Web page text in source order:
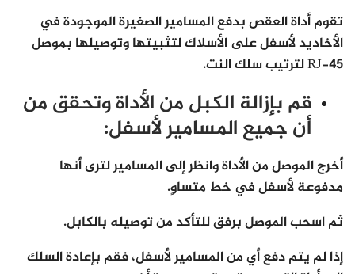
تقوم أداة العقص بدفع المسامير الصغيرة الموجودة في
الأخاديد لأسفل على الأسلاك لتثبيتها وتوصيلها بموصل
RJ-45 لترتيب سلك النت.
قم بإزالة الكبل من الأداة وتحقق من
أن جميع المسامير لأسفل:
أخرج الموصل من الأداة وانظر إلى المسامير لترى أنها
مدفوعة لأسفل في خط متساوٍ.
ثم اسحب الموصل برفق للتأكد من توصيله بالكابل.
إذا لم يتم دفع أي من المسامير لأسفل، فقم بإعادة السلك